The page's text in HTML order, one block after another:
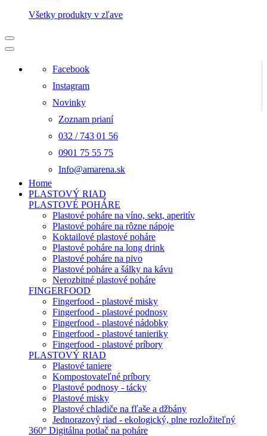
Všetky produkty v zľave
Facebook
Instagram
Novinky
Zoznam prianí
032 / 743 01 56
0901 75 55 75
Info@amarena.sk
Home
PLASTOVÝ RIAD
PLASTOVÉ POHÁRE
Plastové poháre na víno, sekt, aperitív
Plastové poháre na rôzne nápoje
Koktailové plastové poháre
Plastové poháre na long drink
Plastové poháre na pivo
Plastové poháre a šálky na kávu
Nerozbitné plastové poháre
FINGERFOOD
Fingerfood - plastové misky
Fingerfood - plastové podnosy
Fingerfood - plastové nádobky
Fingerfood - plastové tanieriky
Fingerfood - plastové príbory
PLASTOVÝ RIAD
Plastové taniere
Kompostovateľné príbory
Plastové podnosy - tácky
Plastové misky
Plastové chladiče na fľaše a džbány
Jednorazový riad - ekologický, plne rozložiteľný
360° Digitálna potlač na poháre